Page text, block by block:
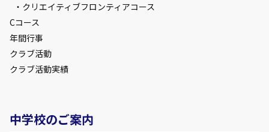
クリエイティブフロンティアコース
Cコース
年間行事
クラブ活動
クラブ活動実績
中学校のご案内